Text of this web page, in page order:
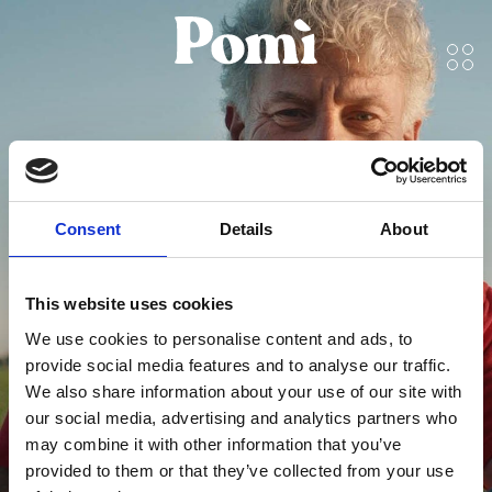
Consent Details About
This website uses cookies
We use cookies to personalise content and ads, to
provide social media features and to analyse our traffic.
We also share information about your use of our site with
our social media, advertising and analytics partners who
may combine it with other information that you’ve
provided to them or that they’ve collected from your use
يا للعجب، هذا طعمه
مذهل!